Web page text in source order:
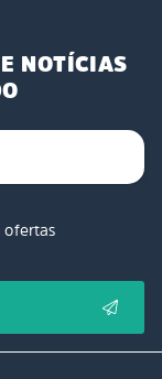
NOTÍCIAS
ofertas